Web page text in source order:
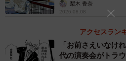
梨木 香奈
2026.08.08
アクセスラン
「お前さえいなけ
代の演奏会がトラ